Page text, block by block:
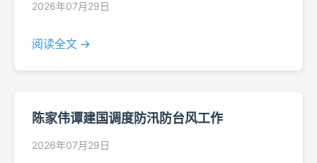
2026年07月29日
阅读全文 →
陈家伟谭建国调度防汛防台风工作
2026年07月29日